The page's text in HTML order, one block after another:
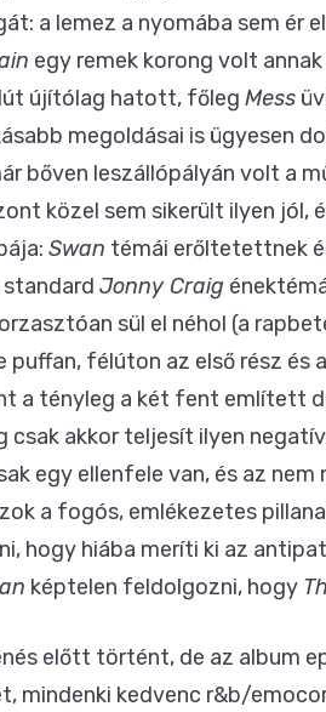
a lemez a nyomába sem ér
egy remek korong volt
újítólag hatott, főleg Mess
megoldásai is ügyesen
bőven leszállópályán volt a
közel sem sikerült ilyen jól,
Swan témái erőltetettnek
standard Jonny Craig
sül el néhol (a
puffan, félúton az első rész és
a tényleg a két fent említett
csak akkor teljesít ilyen
egy ellenfele van, és az
a fogós, emlékezetes
hogy hiába meríti ki az
képtelen feldolgozni, hogy
előtt történt, de az album
mindenki kedvenc r&b/